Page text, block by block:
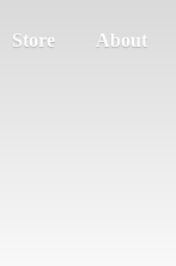
Store About